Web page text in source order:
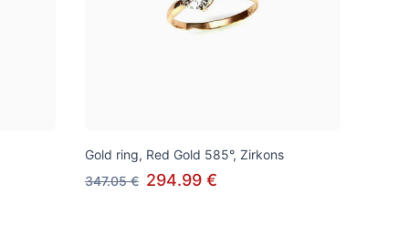
Gold ring, Red Gold 585°, Zirkons
347.05 € 294.99 €